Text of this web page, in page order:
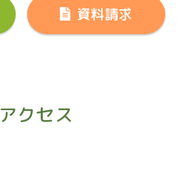
資料請求
アクセス